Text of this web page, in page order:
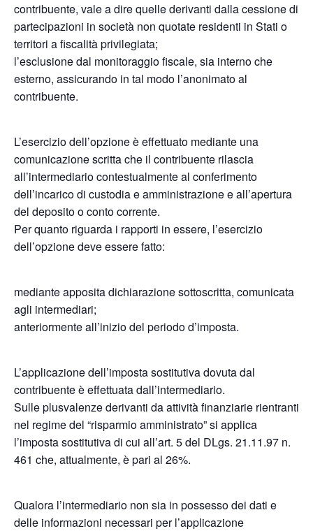
contribuente, vale a dire quelle derivanti dalla cessione di
partecipazioni in società non quotate residenti in Stati o
territori a fiscalità privilegiata;
l’esclusione dal monitoraggio fiscale, sia interno che
esterno, assicurando in tal modo l’anonimato al
contribuente.
L’esercizio dell’opzione è effettuato mediante una
comunicazione scritta che il contribuente rilascia
all’intermediario contestualmente al conferimento
dell’incarico di custodia e amministrazione e all’apertura
del deposito o conto corrente.
Per quanto riguarda i rapporti in essere, l’esercizio
dell’opzione deve essere fatto:
mediante apposita dichiarazione sottoscritta, comunicata
agli intermediari;
anteriormente all’inizio del periodo d’imposta.
L’applicazione dell’imposta sostitutiva dovuta dal
contribuente è effettuata dall’intermediario.
Sulle plusvalenze derivanti da attività finanziarie rientranti
nel regime del “risparmio amministrato” si applica
l’imposta sostitutiva di cui all’art. 5 del DLgs. 21.11.97 n.
461 che, attualmente, è pari al 26%.
Qualora l’intermediario non sia in possesso dei dati e
delle informazioni necessari per l’applicazione